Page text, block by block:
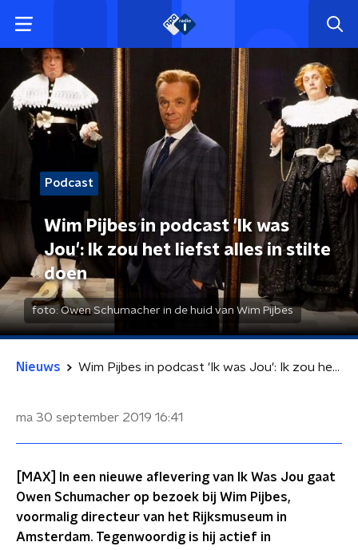
Podcast
Wim Pijbes in podcast 'Ik was
Jou': Ik zou het liefst alles in stilte
doen
foto:Owen Schumacher in de huid van Wim Pijbes
Nieuws Wim Pijbes in podcast 'Ik was Jou': Ik zou het liefst alles in stilte doen
ma 30 september 2019 16:41
[MAX] In een nieuwe aflevering van Ik Was Jou gaat
Owen Schumacher op bezoek bij Wim Pijbes,
voormalig directeur van het Rijksmuseum in
Amsterdam. Tegenwoordig is hij actief in